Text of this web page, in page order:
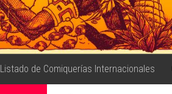
Listado de Comiquerías Internacionales